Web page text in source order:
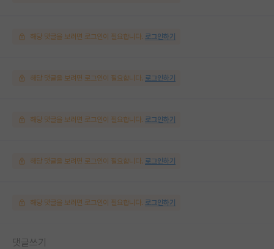
해당 댓글을 보려면 로그인이 필요합니다. 로그인하기
해당 댓글을 보려면 로그인이 필요합니다. 로그인하기
해당 댓글을 보려면 로그인이 필요합니다. 로그인하기
해당 댓글을 보려면 로그인이 필요합니다. 로그인하기
해당 댓글을 보려면 로그인이 필요합니다. 로그인하기
댓글쓰기